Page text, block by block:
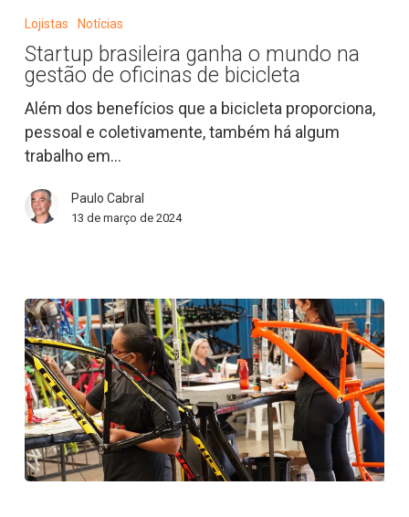
brasileira
ganha
o
mundo
na
gestão
de
de
bicicleta
Lojistas Notícias
Startup brasileira ganha o mundo na
gestão de oficinas de bicicleta
Além dos benefícios que a bicicleta proporciona,
pessoal e coletivamente, também há algum
trabalho em…
Paulo Cabral
13 de março de 2024